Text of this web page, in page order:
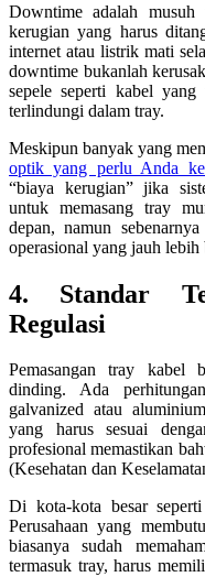
Downtime adalah musuh
kerugian yang harus
internet atau listrik mati
downtime bukanlah
sepele seperti kabel
terlindungi dalam tray.
Meskipun banyak yang
optik yang perlu Anda
“biaya kerugian” jika
untuk memasang tray
depan, namun
operasional yang jauh lebih
4. Standar
Regulasi
Pemasangan tray kabel
dinding. Ada
galvanized atau
yang harus sesuai
profesional memastikan
(Kesehatan dan
Di kota-kota besar
Perusahaan yang
biasanya sudah
termasuk tray, harus